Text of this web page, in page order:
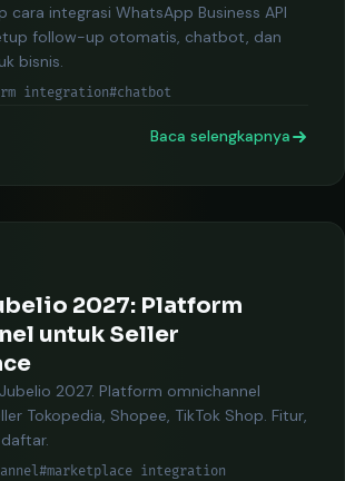
cara integrasi WhatsApp Business API
follow-up otomatis, chatbot, dan
bisnis.
integration#chatbot
Baca selengkapnya
2027: Platform
untuk Seller
2027. Platform omnichannel
Tokopedia, Shopee, TikTok Shop. Fitur,
#marketplace integration